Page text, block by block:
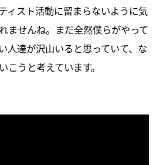
ィスト活動に留まらないように気
ませんね。まだ全然僕らがやって
人達が沢山いると思っていて、な
こうと考えています。